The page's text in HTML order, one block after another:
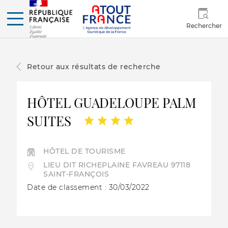
Rechercher
Retour aux résultats de recherche
HÔTEL GUADELOUPE PALM
SUITES
HÔTEL DE TOURISME
LIEU DIT RICHEPLAINE FAVREAU 97118
SAINT-FRANÇOIS
Date de classement : 30/03/2022